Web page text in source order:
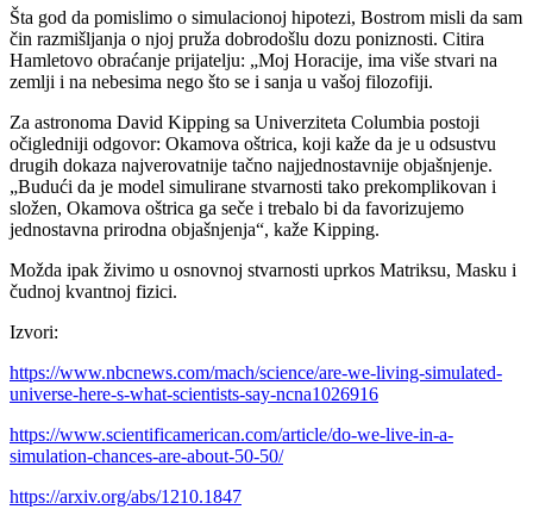
Šta god da pomislimo o simulacionoj hipotezi, Bostrom misli da sam
čin razmišljanja o njoj pruža dobrodošlu dozu poniznosti. Citira
Hamletovo obraćanje prijatelju: „Moj Horacije, ima više stvari na
zemlji i na nebesima nego što se i sanja u vašoj filozofiji.
Za astronoma David Kipping sa Univerziteta Columbia postoji
očigledniji odgovor: Okamova oštrica, koji kaže da je u odsustvu
drugih dokaza najverovatnije tačno najjednostavnije objašnjenje.
„Budući da je model simulirane stvarnosti tako prekomplikovan i
složen, Okamova oštrica ga seče i trebalo bi da favorizujemo
jednostavna prirodna objašnjenja“, kaže Kipping.
Možda ipak živimo u osnovnoj stvarnosti uprkos Matriksu, Masku i
čudnoj kvantnoj fizici.
Izvori:
https://www.nbcnews.com/mach/science/are-we-living-simulated-
universe-here-s-what-scientists-say-ncna1026916
https://www.scientificamerican.com/article/do-we-live-in-a-
simulation-chances-are-about-50-50/
https://arxiv.org/abs/1210.1847